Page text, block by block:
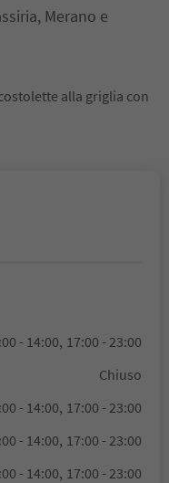
Merano e
alla griglia con
- 14:00, 17:00 - 23:00
Chiuso
- 14:00, 17:00 - 23:00
- 14:00, 17:00 - 23:00
- 14:00, 17:00 - 23:00